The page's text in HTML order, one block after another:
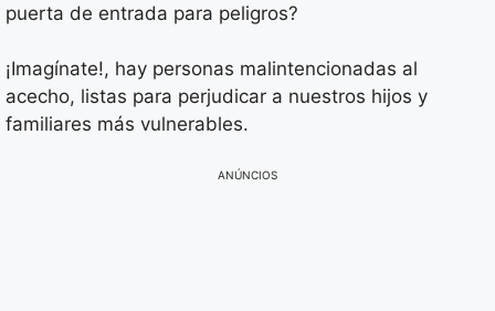
puerta de entrada para peligros?
¡Imagínate!, hay personas malintencionadas al
acecho, listas para perjudicar a nuestros hijos y
familiares más vulnerables.
ANÚNCIOS